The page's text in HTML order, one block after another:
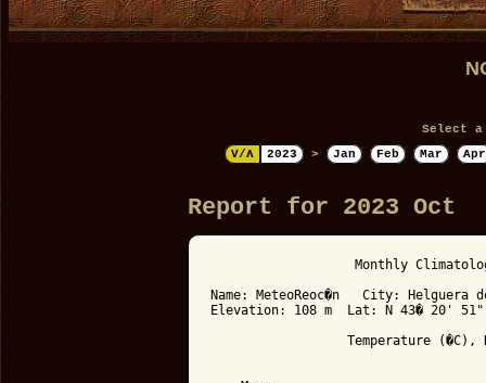
Select a
V/Λ
2023 > Jan Feb Mar Apr
Report for 2023 Oct
Monthly
Name: MeteoReoc�n   City: Helguera
Elevation: 108 m  Lat: N 43� 20'
Temperature (�C),